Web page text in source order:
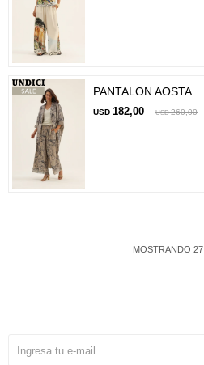
PANTALON AOSTA
USD 182,00 USD 260,00
MOSTRANDO 27